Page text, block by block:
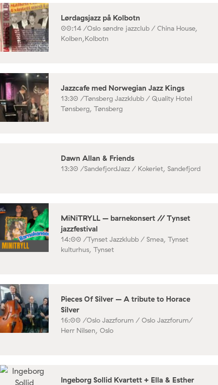
Lørdagsjazz på Kolbotn
00:14 /Oslo søndre jazzclub / China House,
Kolben,Kolbotn
Jazzcafe med Norwegian Jazz Kings
13:30 /Tønsberg Jazzklubb / Quality Hotel
Tønsberg, Tønsberg
Dawn Allan & Friends
13:30 /SandefjordJazz / Kokeriet, Sandefjord
MiNiTRYLL – barnekonsert // Tynset
jazzfestival
14:00 /Tynset Jazzklubb / Smea, Tynset
kulturhus, Tynset
Pieces Of Silver – A tribute to Horace
Silver
16:00 /Oslo Jazzforum / Oslo Jazzforum/
Herr Nilsen, Oslo
Ingeborg Sollid Kvartett + Ella & Esther